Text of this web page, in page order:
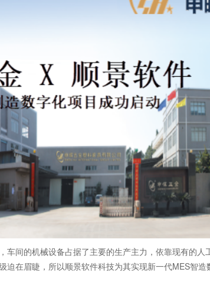
间的机械设备占据了主要的生产主力，依靠现有的人
迫在眉睫，所以顺景软件科技为其实现新一代MES智